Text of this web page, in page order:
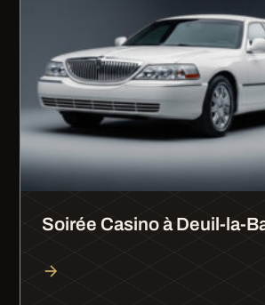
Soirée Casino à Deuil-la-